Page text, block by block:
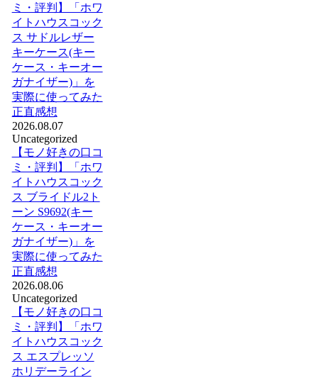
ミ・評判】「ホワ
イトハウスコック
ス サドルレザー
キーケース(キー
ケース・キーオー
ガナイザー)」を
実際に使ってみた
正直感想
2026.08.07
Uncategorized
【モノ好きの口コ
ミ・評判】「ホワ
イトハウスコック
ス ブライドル2ト
ーン S9692(キー
ケース・キーオー
ガナイザー)」を
実際に使ってみた
正直感想
2026.08.06
Uncategorized
【モノ好きの口コ
ミ・評判】「ホワ
イトハウスコック
ス エスプレッソ
ホリデーライン